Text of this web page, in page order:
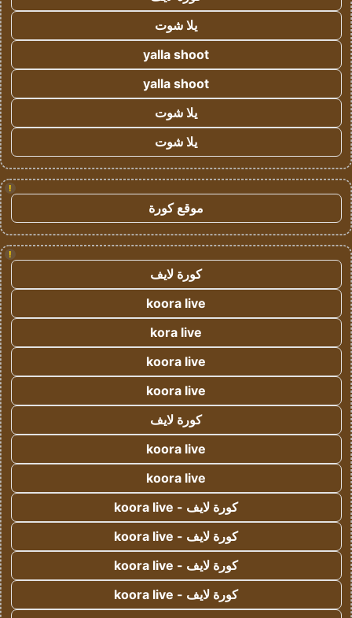
يلا شوت
yalla shoot
yalla shoot
يلا شوت
يلا شوت
!
موقع كورة
!
كورة لايف
koora live
kora live
koora live
koora live
كورة لايف
koora live
koora live
كورة لايف - koora live
كورة لايف - koora live
كورة لايف - koora live
كورة لايف - koora live